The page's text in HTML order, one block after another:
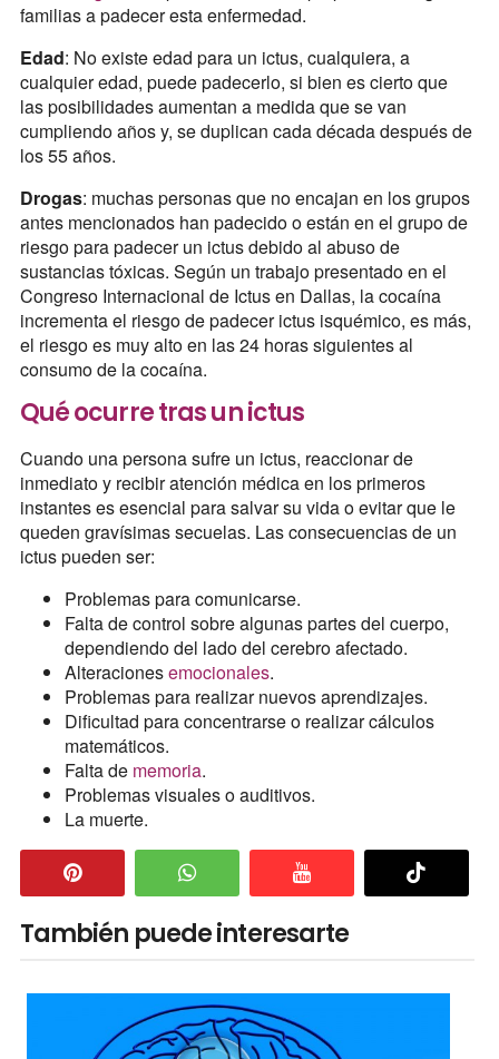
familias a padecer esta enfermedad.
Edad: No existe edad para un ictus, cualquiera, a
cualquier edad, puede padecerlo, si bien es cierto que
las posibilidades aumentan a medida que se van
cumpliendo años y, se duplican cada década después de
los 55 años.
Drogas: muchas personas que no encajan en los grupos
antes mencionados han padecido o están en el grupo de
riesgo para padecer un ictus debido al abuso de
sustancias tóxicas. Según un trabajo presentado en el
Congreso Internacional de Ictus en Dallas, la cocaína
incrementa el riesgo de padecer ictus isquémico, es más,
el riesgo es muy alto en las 24 horas siguientes al
consumo de la cocaína.
Qué ocurre tras un ictus
Cuando una persona sufre un ictus, reaccionar de
inmediato y recibir atención médica en los primeros
instantes es esencial para salvar su vida o evitar que le
queden gravísimas secuelas. Las consecuencias de un
ictus pueden ser:
Problemas para comunicarse.
Falta de control sobre algunas partes del cuerpo,
dependiendo del lado del cerebro afectado.
Alteracionesemocionales.
Problemas para realizar nuevos aprendizajes.
Dificultad para concentrarse o realizar cálculos
matemáticos.
Falta de memoria.
Problemas visuales o auditivos.
La muerte.
También puede interesarte